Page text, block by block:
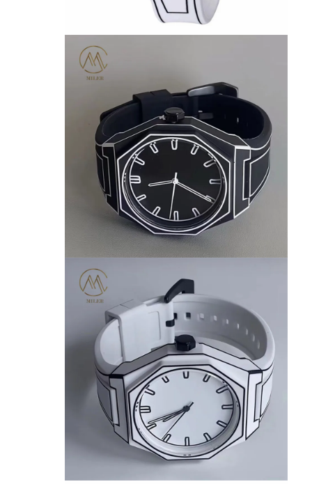
ساعة الحزام السيليكون
ساعة كوارز ضوء
ساعة رياضية رقمية
ساعة زوجية أنيقة
ساعة معصم للأطفال
أجزاء احتياطية